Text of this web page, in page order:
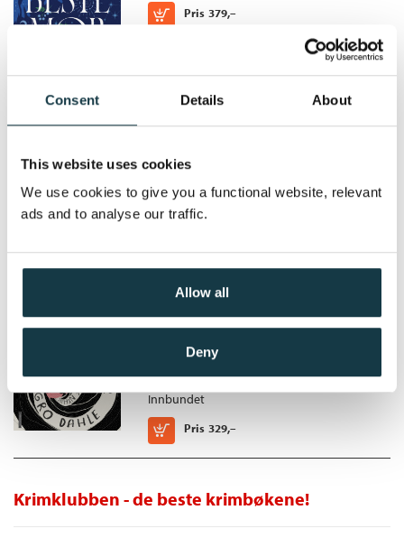
Consent Details About
This website uses cookies
We use cookies to give you a functional website, relevant
ads and to analyse our traffic.
Allow all
Deny
om to som er innesnødd og isolert i en verden de ikke helt
Pris 379,–
Kjøp
Gå vekk!
Gro Dahle
Kjøp
Esa koster
Gro Dahle
Innbundet
Pris 329,–
Kjøp
Krimklubben - de beste krimbøkene!